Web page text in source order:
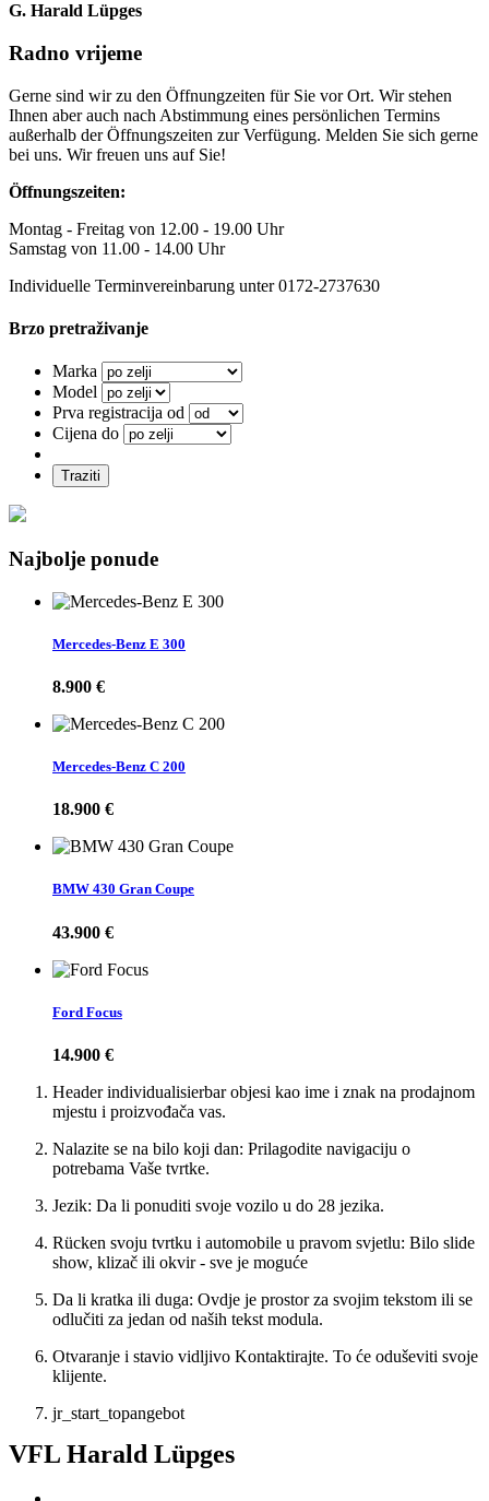
G. Harald Lüpges
Radno vrijeme
Gerne sind wir zu den Öffnungzeiten für Sie vor Ort. Wir stehen
Ihnen aber auch nach Abstimmung eines persönlichen Termins
außerhalb der Öffnungszeiten zur Verfügung. Melden Sie sich gerne
bei uns. Wir freuen uns auf Sie!
Öffnungszeiten:
Montag - Freitag von 12.00 - 19.00 Uhr
Samstag von 11.00 - 14.00 Uhr
Individuelle Terminvereinbarung unter 0172-2737630
Brzo pretraživanje
Marka
Model
Prva registracija od
Cijena do
Traziti
Najbolje ponude
Mercedes-Benz E 300
8.900 €
Mercedes-Benz C 200
18.900 €
BMW 430 Gran Coupe
43.900 €
Ford Focus
14.900 €
Header individualisierbar objesi kao ime i znak na prodajnom
mjestu i proizvođača vas.
Nalazite se na bilo koji dan: Prilagodite navigaciju o
potrebama Vaše tvrtke.
Jezik: Da li ponuditi svoje vozilo u do 28 jezika.
Rücken svoju tvrtku i automobile u pravom svjetlu: Bilo slide
show, klizač ili okvir - sve je moguće
Da li kratka ili duga: Ovdje je prostor za svojim tekstom ili se
odlučiti za jedan od naših tekst modula.
Otvaranje i stavio vidljivo Kontaktirajte. To će oduševiti svoje
klijente.
jr_start_topangebot
VFL Harald Lüpges